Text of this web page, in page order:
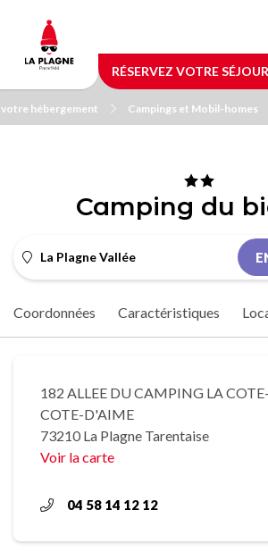
contenu
principal
RÉSERVEZ VOTRE SÉJOUR
hébergement Campings et Mobil-homes
Camping du
La Plagne Vallée
Coordonnées Caractéristiques
182 ALLEE DU CAMPING LA
COTE-D'AIME
73210 La Plagne Tarentaise
Voir la carte
04 58 14 12 12